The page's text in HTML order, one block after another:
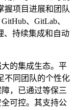
握项目进展和团队
、GitLab、
、持续集成和自动
的集成生态。平
不同团队的个性化
，已通过等保三
可控。其支持公